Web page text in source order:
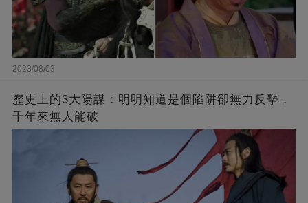
2023/08/03
歷史上的3大陽謀：明明知道是個陷阱卻無力反擊，
千年來無人能破